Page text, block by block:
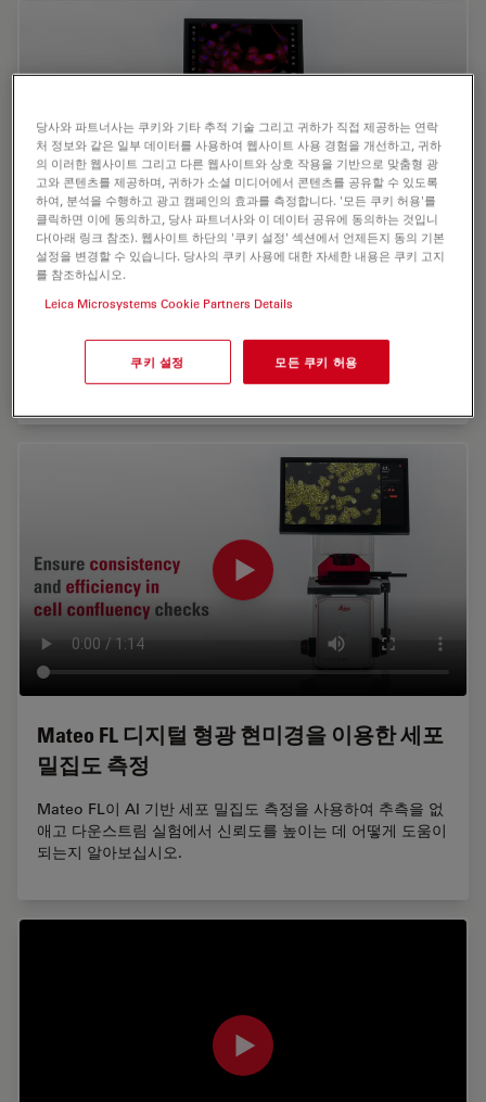
Mateo FL 디지털 형광 현미경 소개
플로우를 사용하는 통합 도립 디지털 형광 현미경인 Mateo
Mateo FL 디지털 형광 현미경을 이용한 세포
밀집도 측정
Mateo FL이 AI 기반 세포 밀집도 측정을 사용하여 추측을 없
애고 다운스트림 실험에서 신뢰도를 높이는 데 어떻게 도움이
되는지 알아보십시오.
당사와 파트너사는 쿠키와 기타 추적 기술 그리고 귀하가 직접 제공하는 연락
처 정보와 같은 일부 데이터를 사용하여 웹사이트 사용 경험을 개선하고, 귀하
의 이러한 웹사이트 그리고 다른 웹사이트와 상호 작용을 기반으로 맞춤형 광
고와 콘텐츠를 제공하며, 귀하가 소셜 미디어에서 콘텐츠를 공유할 수 있도록
하여, 분석을 수행하고 광고 캠페인의 효과를 측정합니다. '모든 쿠키 허용'를
클릭하면 이에 동의하고, 당사 파트너사와 이 데이터 공유에 동의하는 것입니
다(아래 링크 참조). 웹사이트 하단의 '쿠키 설정' 섹션에서 언제든지 동의 기본
설정을 변경할 수 있습니다. 당사의 쿠키 사용에 대한 자세한 내용은 쿠키 고지
를 참조하십시오.
Leica Microsystems Cookie Partners Details
쿠키 설정 모든 쿠키 허용